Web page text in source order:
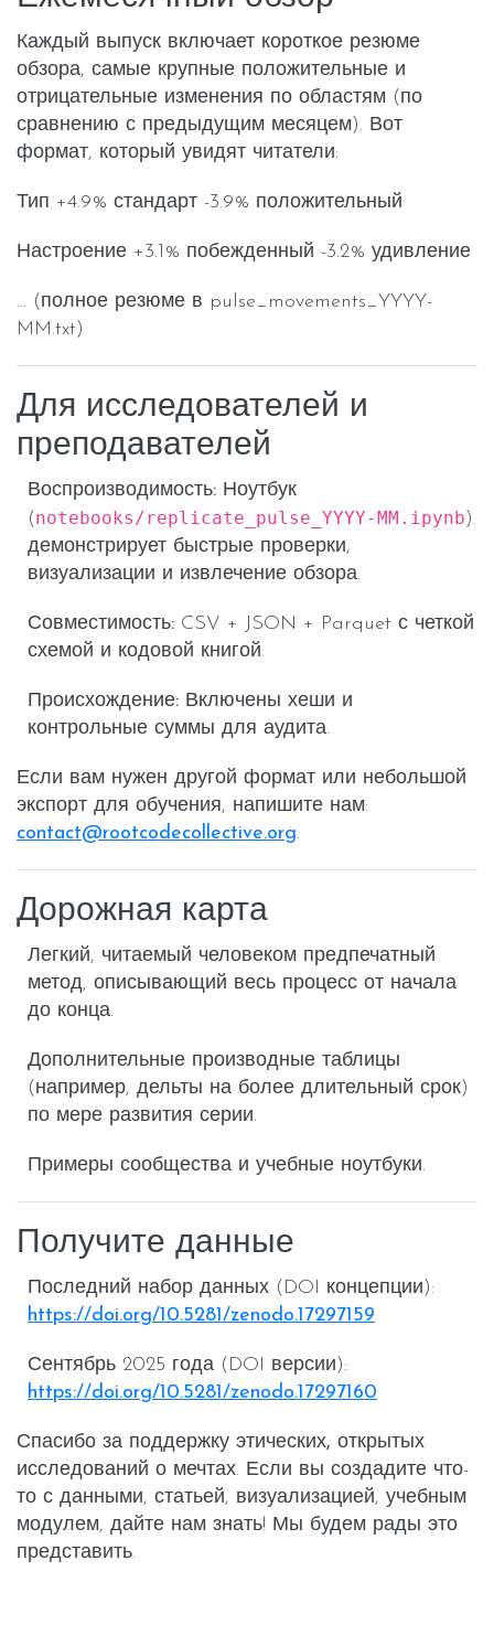
Каждый выпуск включает короткое резюме
обзора, самые крупные положительные и
отрицательные изменения по областям (по
сравнению с предыдущим месяцем). Вот
формат, который увидят читатели:
Тип +4.9% стандарт -3.9% положительный
Настроение +3.1% побежденный -3.2% удивление
… (полное резюме в pulse_movements_YYYY-
MM.txt)
Для исследователей и
преподавателей
Воспроизводимость: Ноутбук
(notebooks/replicate_pulse_YYYY-MM.ipynb)
демонстрирует быстрые проверки,
визуализации и извлечение обзора.
Совместимость: CSV + JSON + Parquet с четкой
схемой и кодовой книгой.
Происхождение: Включены хеши и
контрольные суммы для аудита.
Если вам нужен другой формат или небольшой
экспорт для обучения, напишите нам:
contact@rootcodecollective.org.
Дорожная карта
Легкий, читаемый человеком предпечатный
метод, описывающий весь процесс от начала
до конца.
Дополнительные производные таблицы
(например, дельты на более длительный срок)
по мере развития серии.
Примеры сообщества и учебные ноутбуки.
Получите данные
Последний набор данных (DOI концепции):
https://doi.org/10.5281/zenodo.17297159
Сентябрь 2025 года (DOI версии):
https://doi.org/10.5281/zenodo.17297160
Спасибо за поддержку этических, открытых
исследований о мечтах. Если вы создадите что-
то с данными, статьей, визуализацией, учебным
модулем, дайте нам знать! Мы будем рады это
представить.